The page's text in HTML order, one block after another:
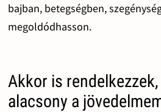
bajban, betegségben,
megoldódhasson.
Akkor is
alacsony a